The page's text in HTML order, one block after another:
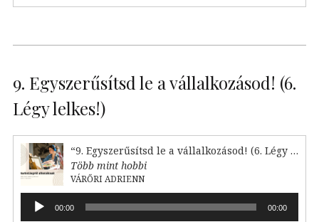
9. Egyszerűsítsd le a vállalkozásod! (6.
Légy lelkes!)
“9. Egyszerűsítsd le a vállalkozásod! (6. Légy lelkes!)”
Több mint hobbi
VÁRŐRI ADRIENN
Audió
lejátszó00:00 00:00